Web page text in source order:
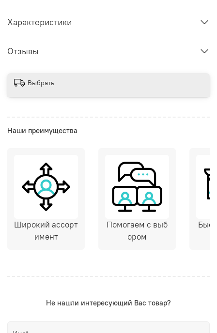
Характеристики
Отзывы
Выбрать
Наши преимущества
Широкий ассорт
имент
Помогаем с выб
ором
Не нашли интересующий Вас товар?